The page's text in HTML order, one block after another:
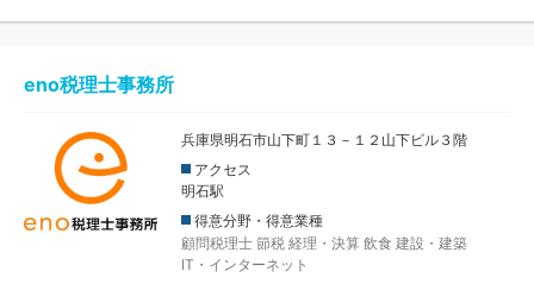
eno税理士事務所
兵庫県明石市山下町１３－１２山下ビル３階
アクセス
明石駅
得意分野・得意業種
顧問税理士 節税 経理・決算 飲食 建設・建築
IT・インターネット